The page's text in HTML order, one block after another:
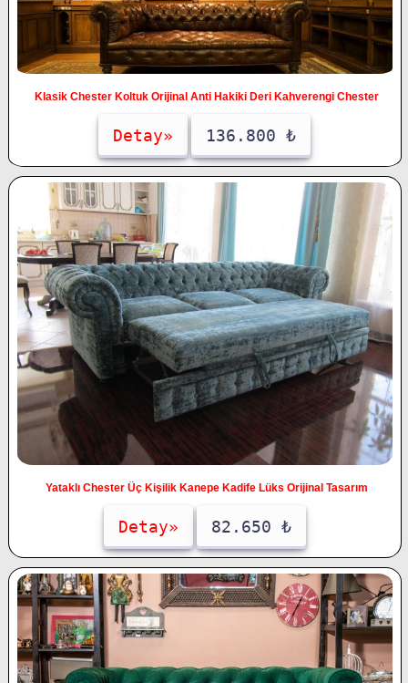
Klasik Chester Koltuk Orijinal Anti Hakiki Deri Kahverengi Chester
Detay» 136.800 ₺
Yataklı Chester Üç Kişilik Kanepe Kadife Lüks Orijinal Tasarım
Detay» 82.650 ₺